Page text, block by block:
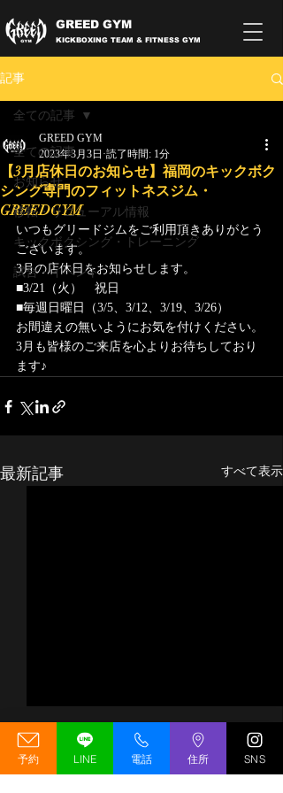
GREED GYM
KICKBOXING TEAM & FITNESS GYM
記事
全ての記事
お知らせ
移転・リニューアル情報
キックボクシング・トレーニング
試合・イベント
全ての記事
【3月店休日のお知らせ】福岡のキックボク
シング専門のフィットネスジム・
GREEDGYM
GREED GYM
2023年3月3日 読了時間: 1分
いつもグリードジムをご利用頂きありがとう
ございます。
3月の店休日をお知らせします。
■3/21（火）　祝日
■毎週日曜日（3/5、3/12、3/19、3/26）
お間違えの無いようにお気を付けください。
3月も皆様のご来店を心よりお待ちしており
ます♪
最新記事 すべて表示
【移転先決定（予定）】
GREED GYM リニューア
ルオープンキャンペーン
予約 LINE 電話 住所 SNS